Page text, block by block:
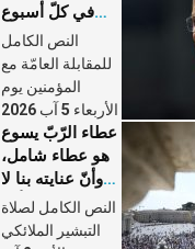
في كلّ أسبوع
وكلّ يوم، هما
النَّفَس في حياة
الكنيسة
النص الكامل
للمقابلة العامّة مع
المؤمنين يوم
الأربعاء 5 آب 2026
عطاء الرّبّ يسوع
هو عطاء شامل،
وأنّ عنايته بنا لا
تغيب عنّا أبدًا
النص الكامل لصلاة
التبشير الملائكي